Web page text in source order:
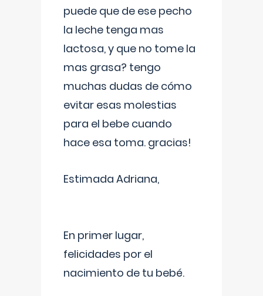
puede que de ese pecho
la leche tenga mas
lactosa, y que no tome la
mas grasa? tengo
muchas dudas de cómo
evitar esas molestias
para el bebe cuando
hace esa toma. gracias!
Estimada Adriana,
En primer lugar,
felicidades por el
nacimiento de tu bebé.